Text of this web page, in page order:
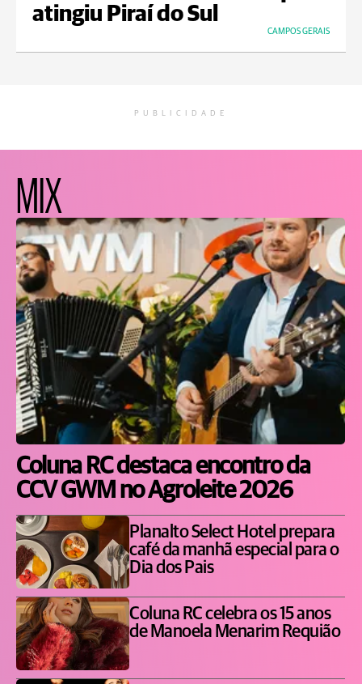
atingiu Piraí do Sul
CAMPOS GERAIS
PUBLICIDADE
MIX
Coluna RC destaca encontro da
CCV GWM no Agroleite 2026
Planalto Select Hotel prepara
café da manhã especial para o
Dia dos Pais
Coluna RC celebra os 15 anos
de Manoela Menarim Requião